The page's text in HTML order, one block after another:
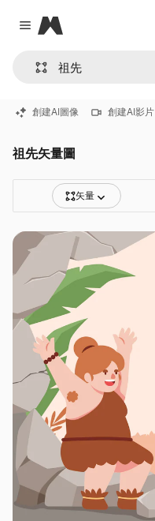
Close menu
Magnific
創建AI圖像 創建AI影片
祖先矢量圖
矢量